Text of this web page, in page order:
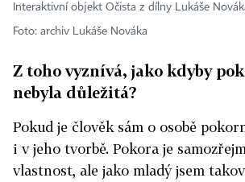
Interaktivní objekt Očista z dílny Lukáše
Foto: archiv Lukáše Nováka
Z toho vyznívá, jako kdyby
nebyla důležitá?
Pokud je člověk sám o osobě
i v jeho tvorbě. Pokora je
vlastnost, ale jako mladý jsem